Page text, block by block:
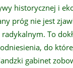
historycznej i
próg nie jest
To
do
gabinet